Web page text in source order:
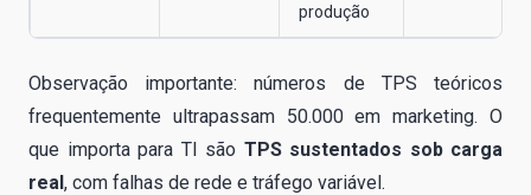
produção
Observação importante: números de TPS teóricos
frequentemente ultrapassam 50.000 em marketing. O
que importa para TI são TPS sustentados sob carga
real, com falhas de rede e tráfego variável.